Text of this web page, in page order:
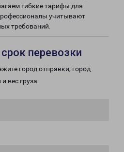
гибкие тарифы для
учитывают
требований.
перевозки
город отправки, город
вес груза.